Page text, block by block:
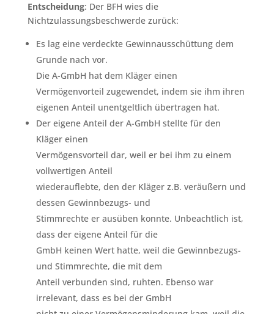
Entscheidung: Der BFH wies die
Nichtzulassungsbeschwerde zurück:
Es lag eine verdeckte Gewinnausschüttung dem
Grunde nach vor.
Die A-GmbH hat dem Kläger einen
Vermögenvorteil zugewendet, indem sie ihm ihren
eigenen Anteil unentgeltlich übertragen hat.
Der eigene Anteil der A-GmbH stellte für den
Kläger einen
Vermögensvorteil dar, weil er bei ihm zu einem
vollwertigen Anteil
wiederauflebte, den der Kläger z.B. veräußern und
dessen Gewinnbezugs- und
Stimmrechte er ausüben konnte. Unbeachtlich ist,
dass der eigene Anteil für die
GmbH keinen Wert hatte, weil die Gewinnbezugs-
und Stimmrechte, die mit dem
Anteil verbunden sind, ruhten. Ebenso war
irrelevant, dass es bei der GmbH